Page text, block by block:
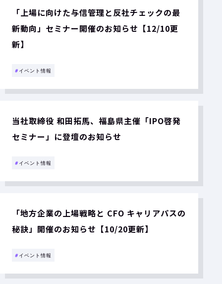
「上場に向けた与信管理と反社チェックの最
新動向」セミナー開催のお知らせ【12/10更
新】
# イベント情報
当社取締役 和田拓馬、福島県主催「IPO啓発
セミナー」に登壇のお知らせ
# イベント情報
「地方企業の上場戦略と CFO キャリアパスの
秘訣」開催のお知らせ【10/20更新】
# イベント情報